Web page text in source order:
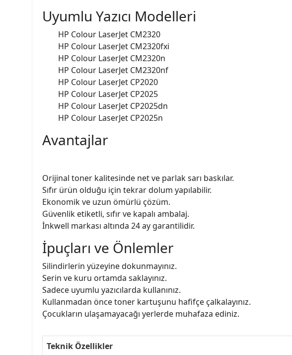
Uyumlu Yazıcı Modelleri
HP Colour LaserJet CM2320
HP Colour LaserJet CM2320fxi
HP Colour LaserJet CM2320n
HP Colour LaserJet CM2320nf
HP Colour LaserJet CP2020
HP Colour LaserJet CP2025
HP Colour LaserJet CP2025dn
HP Colour LaserJet CP2025n
Avantajlar
Orijinal toner kalitesinde net ve parlak sarı baskılar.
Sıfır ürün olduğu için tekrar dolum yapılabilir.
Ekonomik ve uzun ömürlü çözüm.
Güvenlik etiketli, sıfır ve kapalı ambalaj.
İnkwell markası altında 24 ay garantilidir.
İpuçları ve Önlemler
Silindirlerin yüzeyine dokunmayınız.
Serin ve kuru ortamda saklayınız.
Sadece uyumlu yazıcılarda kullanınız.
Kullanmadan önce toner kartuşunu hafifçe çalkalayınız.
Çocukların ulaşamayacağı yerlerde muhafaza ediniz.
Teknik Özellikler